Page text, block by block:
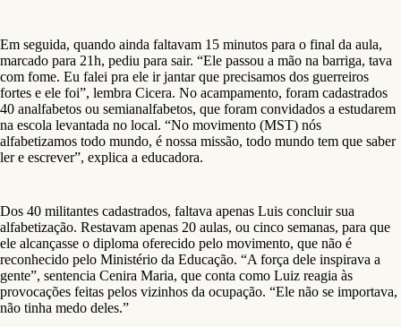
Em seguida, quando ainda faltavam 15 minutos para o final da aula,
marcado para 21h, pediu para sair. “Ele passou a mão na barriga, tava
com fome. Eu falei pra ele ir jantar que precisamos dos guerreiros
fortes e ele foi”, lembra Cicera. No acampamento, foram cadastrados
40 analfabetos ou semianalfabetos, que foram convidados a estudarem
na escola levantada no local. “No movimento (MST) nós
alfabetizamos todo mundo, é nossa missão, todo mundo tem que saber
ler e escrever”, explica a educadora.
Dos 40 militantes cadastrados, faltava apenas Luis concluir sua
alfabetização. Restavam apenas 20 aulas, ou cinco semanas, para que
ele alcançasse o diploma oferecido pelo movimento, que não é
reconhecido pelo Ministério da Educação. “A força dele inspirava a
gente”, sentencia Cenira Maria, que conta como Luiz reagia às
provocações feitas pelos vizinhos da ocupação. “Ele não se importava,
não tinha medo deles.”